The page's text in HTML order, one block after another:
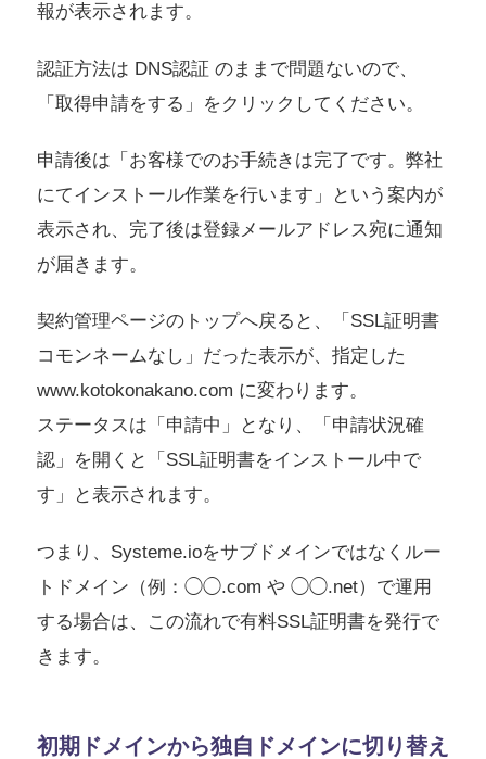
報が表示されます。
認証方法は DNS認証 のままで問題ないので、
「取得申請をする」をクリックしてください。
申請後は「お客様でのお手続きは完了です。弊社
にてインストール作業を行います」という案内が
表示され、完了後は登録メールアドレス宛に通知
が届きます。
契約管理ページのトップへ戻ると、「SSL証明書
コモンネームなし」だった表示が、指定した
www.kotokonakano.com に変わります。
ステータスは「申請中」となり、「申請状況確
認」を開くと「SSL証明書をインストール中で
す」と表示されます。
つまり、Systeme.ioをサブドメインではなくルー
トドメイン（例：◯◯.com や ◯◯.net）で運用
する場合は、この流れで有料SSL証明書を発行で
きます。
初期ドメインから独自ドメインに切り替え